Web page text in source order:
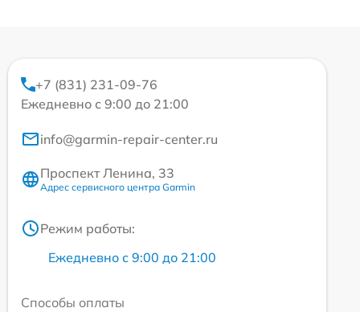
+7 (831) 231-09-76
Ежедневно с 9:00 до 21:00
info@garmin-repair-center.ru
Проспект Ленина, 33
Адрес сервисного центра Garmin
Режим работы:
Ежедневно с 9:00 до 21:00
Способы оплаты